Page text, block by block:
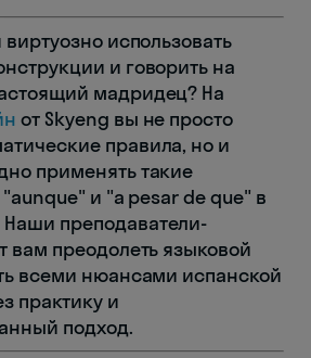
виртуозно использовать
и говорить на
мадридец? На
от Skyeng вы не просто
правила, но и
применять такие
и "a pesar de que" в
преподаватели-
вам преодолеть языковой
всеми нюансами испанской
практику и
подход.